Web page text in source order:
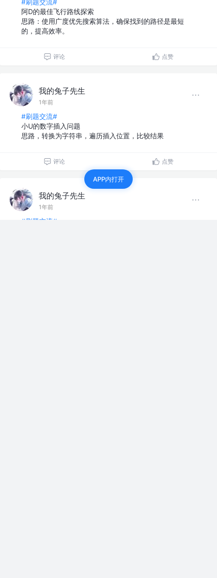
#刷题交流#
阿D的最佳飞行路线探索
思路：使用广度优先搜索算法，确保找到的路径是最短
的，提高效率。
评论 点赞
我的兔子先生
1年前
#刷题交流#
小U的数字插入问题
思路，转换为字符串，遍历插入位置，比较结果
评论 点赞
我的兔子先生
1年前
#刷题交流#
APP内打开